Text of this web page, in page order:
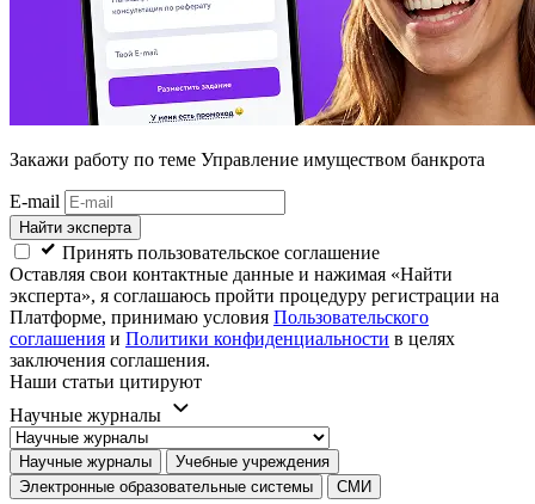
Закажи работу по теме Управление имуществом банкрота
E-mail
Найти эксперта
Принять пользовательское соглашение
Оставляя свои контактные данные и нажимая «Найти
эксперта», я соглашаюсь пройти процедуру регистрации на
Платформе, принимаю условия Пользовательского
соглашения и Политики конфиденциальности в целях
заключения соглашения.
Наши статьи цитируют
Научные журналы
Научные журналы
Учебные учреждения
Электронные образовательные системы
СМИ